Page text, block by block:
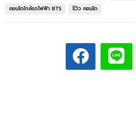
คอนโดใกล้รถไฟฟ้า BTS
รีวิว คอนโด